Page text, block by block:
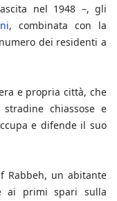
nel 1948 –, gli
, combinata con la
dei residenti a
e propria città, che
chiassose e
e difende il suo
Rabbeh, un abitante
ai primi spari sulla